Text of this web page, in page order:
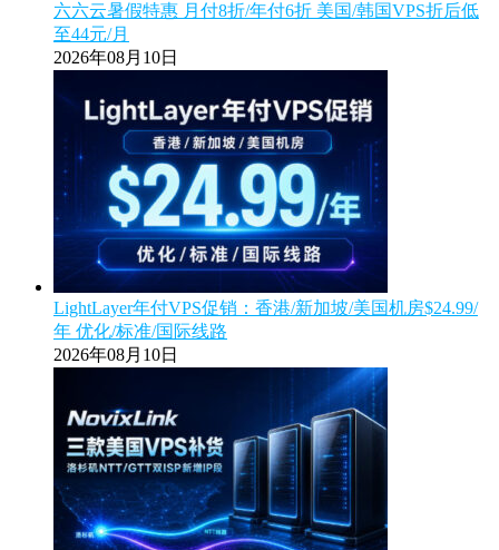
六六云暑假特惠 月付8折/年付6折 美国/韩国VPS折后低
至44元/月
2026年08月10日
LightLayer年付VPS促销：香港/新加坡/美国机房$24.99/
年 优化/标准/国际线路
2026年08月10日